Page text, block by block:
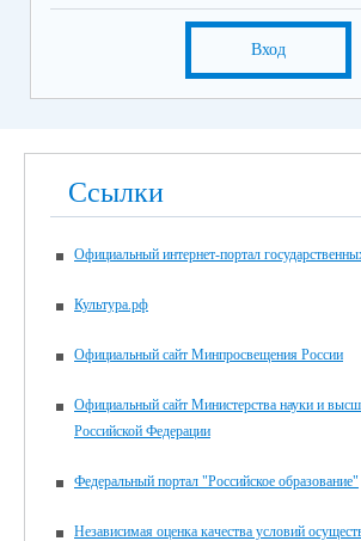
Вход
Ссылки
Официальный интернет-портал
Культура.рф
Официальный сайт Минпросвещения России
Официальный сайт Министерства науки и
Российской Федерации
Федеральный портал "Российское образование"
Независимая оценка качества условий